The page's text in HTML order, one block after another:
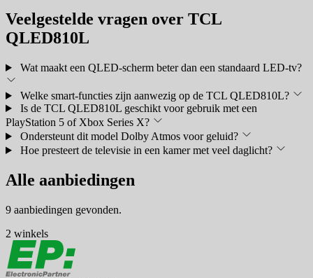
Veelgestelde vragen over TCL
QLED810L
Wat maakt een QLED-scherm beter dan een standaard LED-tv?
Welke smart-functies zijn aanwezig op de TCL QLED810L?
Is de TCL QLED810L geschikt voor gebruik met een
PlayStation 5 of Xbox Series X?
Ondersteunt dit model Dolby Atmos voor geluid?
Hoe presteert de televisie in een kamer met veel daglicht?
Alle aanbiedingen
9 aanbiedingen gevonden.
2 winkels